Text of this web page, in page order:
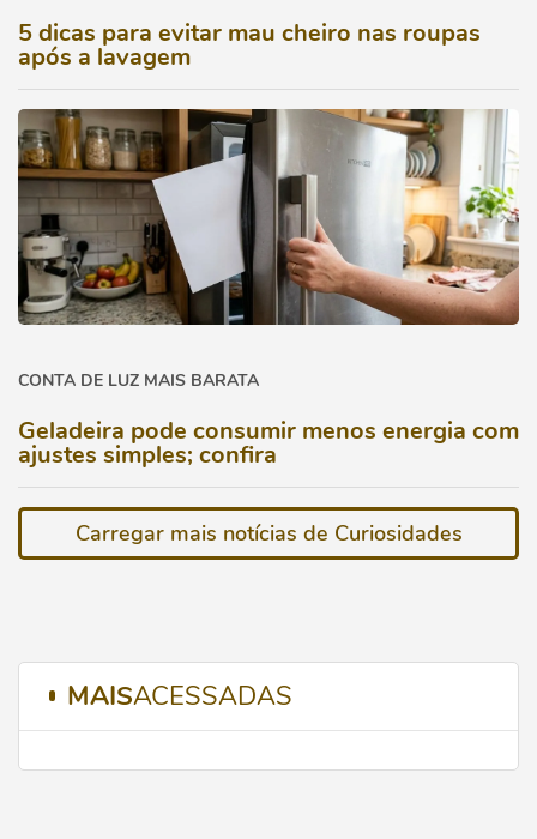
5 dicas para evitar mau cheiro nas roupas
após a lavagem
CONTA DE LUZ MAIS BARATA
Geladeira pode consumir menos energia com
ajustes simples; confira
Carregar mais notícias de Curiosidades
MAISACESSADAS